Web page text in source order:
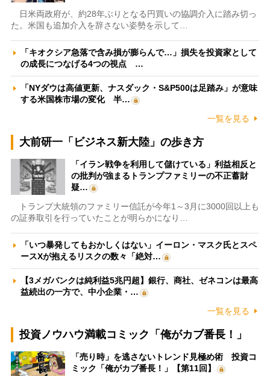
日米両政府が、約28年ぶりとなる円買いの協調介入に踏み切っ
た。米国も追加介入を辞さない姿勢を示して…
「キオクシア急落で含み損が膨らんで…」損失を投資家として
の成長につなげる4つの視点 …
「NYダウは高値更新、ナスダック・S&P500は足踏み」が意味
する米国株市場の変化 半…
一覧を見る
大前研一「ビジネス新大陸」の歩き方
「イラン戦争を利用して儲けている」利益相反と
の批判が強まるトランプファミリーの不正蓄財
疑…
トランプ大統領のファミリー信託が今年1～3月に3000回以上も
の証券取引を行っていたことが明らかになり…
「いつ暴発してもおかしくはない」イーロン・マスク氏とスペ
ースXが抱えるリスクの数々「絶対…
【3メガバンクは純利益5兆円超】銀行、商社、ゼネコンは最高
益続出の一方で、中小企業・…
一覧を見る
投資ノウハウ満載コミック「俺がカブ番長！」
「売り時」を逃さないトレンド見極め術 投資コ
ミック「俺がカブ番長！」【第11回】